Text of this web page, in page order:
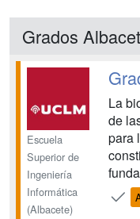
Grados
Escuela
Superior de
Ingeniería
Informática
(Albacete)
La
de
para